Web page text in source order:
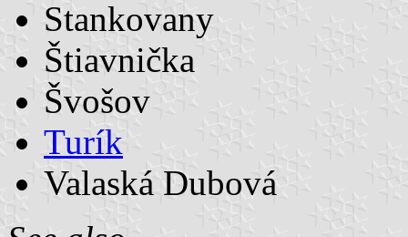
Stankovany
Štiavnička
Švošov
Turík
Valaská Dubová